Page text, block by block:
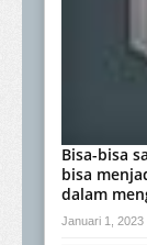
Bisa-bisa
bisa
dalam
Januari 1, 2023